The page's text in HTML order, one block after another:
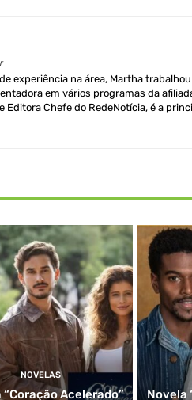
experiência na área, Martha
em vários programas da
Editora Chefe do RedeNotícia, é a
NOVELAS
“Coração Acelerado” Novela